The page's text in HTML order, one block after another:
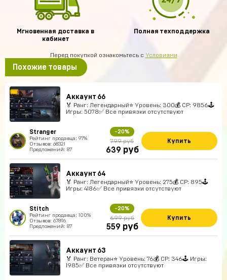
Мгновенная доставка в
кабинет
Полная техподдержка
Перед покупкой ознакомьтесь с Условиями
Похожие товары
Аккаунт 66
🏅 Ранг: Легендарный⭐️ Уровень: 300💰 CP: 9856🕹
Игры: 5078✅ Все привязки отсутствуют
Stranger
Рейтинг продавца: 97%
Отзывов: 68321
Предложений: 87
-20%
799 руб
639 руб
Купить
Аккаунт 64
🏅 Ранг: Легендарный⭐️ Уровень: 275💰 CP: 895🕹
Игры: 4186✅ Все привязки отсутствуют
Stitch
Рейтинг продавца: 100%
Отзывов: 67896
Предложений: 87
-20%
699 руб
559 руб
Купить
Аккаунт 63
🏅 Ранг: Ветеран⭐️ Уровень: 76💰 CP: 346🕹 Игры:
1985✅ Все привязки отсутствуют